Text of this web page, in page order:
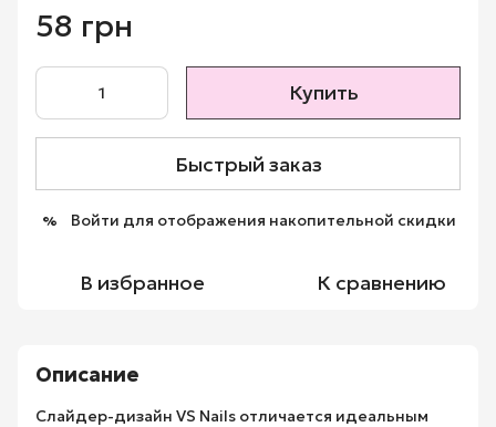
58 грн
Купить
Быстрый заказ
% Войти для отображения накопительной скидки
В избранное К сравнению
Описание
Слайдер-дизайн VS Nails отличается идеальным